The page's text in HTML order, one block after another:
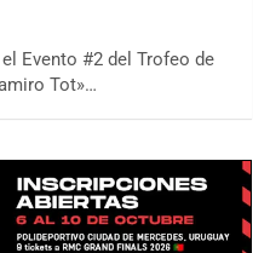
Evento #2 del Trofeo de
Tot»…